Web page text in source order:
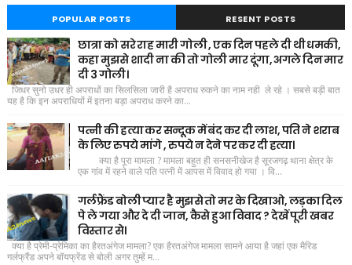
POPULAR POSTS RESENT POSTS
छात्रा को सरे राह मारी गोली , एक दिन पहले दी थी धमकी,
कहा मुझसे शादी ना की तो गोली मार दूंगा, अगले दिन मार
दी 3 गोली।
जिधर सुनो उधर ही अपराधों का सिलसिला जारी है अपराध रुकने का नाम नही ले रहे । सबसे बड़ी बात
यह है कि इन अपराधियों में इतना बड़ा अपराध करने का...
पत्नी की हत्या कर सन्दूक में बंद कर दी लाश, पति ने शराब
के लिए रुपये मांगे , रुपये न देने पर कर दी हत्या।
क्या है पूरा मामला ? मामला बहुत ही सनसनीखेज है सूरजगढ़ थाना क्षेत्र के
एक गांव में रहने वाले पति पत्नी में आपस में विवाद हो गया । वि...
गर्लफ्रैंड बोली प्यार है मुझसे तो मर के दिखाओ, लड़का दिल
पे ले गया और दे दी जान, कैसे हुआ विवाद ? देखें पूरी खबर
विस्तार से।
क्या है प्रेमी-प्रेमिका का हैरतअंगेज मामला? एक हैरतअंगेज मामला सामने आया है जहां एक मैरिड
गर्लफ्रैंड अपने बॉयफ्रेंड से बोली अगर तुम्हें म...